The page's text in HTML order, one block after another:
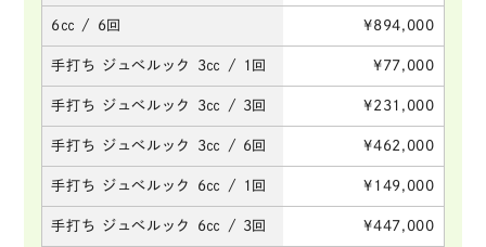
6㏄ / 6回 ¥894,000
手打ち ジュべルック 3㏄ / 1回 ¥77,000
手打ち ジュべルック 3㏄ / 3回 ¥231,000
手打ち ジュべルック 3㏄ / 6回 ¥462,000
手打ち ジュべルック 6㏄ / 1回 ¥149,000
手打ち ジュべルック 6㏄ / 3回 ¥447,000